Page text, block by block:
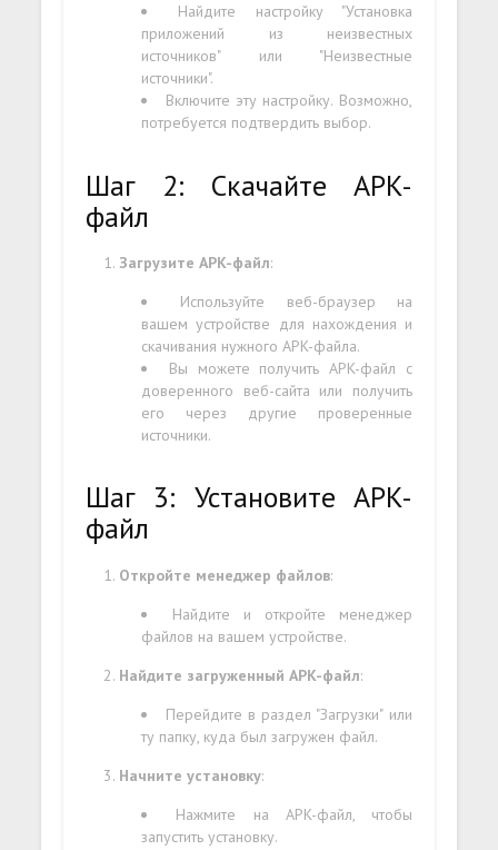
Найдите настройку "Установка
приложений из неизвестных
источников" или "Неизвестные
источники".
Включите эту настройку. Возможно,
потребуется подтвердить выбор.
Шаг 2: Скачайте APK-
файл
Загрузите APK-файл:
Используйте веб-браузер на
вашем устройстве для нахождения и
скачивания нужного APK-файла.
Вы можете получить APK-файл с
доверенного веб-сайта или получить
его через другие проверенные
источники.
Шаг 3: Установите APK-
файл
Откройте менеджер файлов:
Найдите и откройте менеджер
файлов на вашем устройстве.
Найдите загруженный APK-файл:
Перейдите в раздел "Загрузки" или
ту папку, куда был загружен файл.
Начните установку:
Нажмите на APK-файл, чтобы
запустить установку.